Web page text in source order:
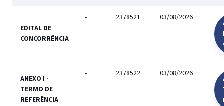
EDITAL DE
CONCORRÊNCIA
- 2378521 03/08/2026
ANEXO I -
TERMO DE
REFERÊNCIA
- 2378522 03/08/2026